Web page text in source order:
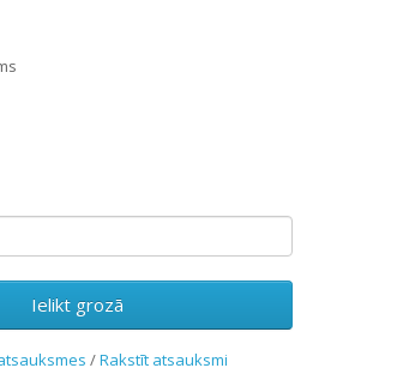
Ielikt grozā
/Rakstīt atsauksmi